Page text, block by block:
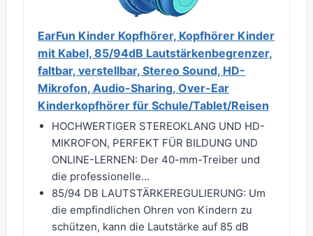
EarFun Kinder Kopfhörer, Kopfhörer Kinder
mit Kabel, 85/94dB Lautstärkenbegrenzer,
faltbar, verstellbar, Stereo Sound, HD-
Mikrofon, Audio-Sharing, Over-Ear
Kinderkopfhörer für Schule/Tablet/Reisen
HOCHWERTIGER STEREOKLANG UND HD-
MIKROFON, PERFEKT FÜR BILDUNG UND
ONLINE-LERNEN: Der 40-mm-Treiber und
die professionelle...
85/94 DB LAUTSTÄRKEREGULIERUNG: Um
die empfindlichen Ohren von Kindern zu
schützen, kann die Lautstärke auf 85 dB